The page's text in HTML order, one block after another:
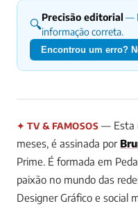
🔍Precisão editorial —
informação correta.
Encontrou um erro?
✦ TV & FAMOSOS — Esta
meses, é assinada por
Prime. É formada em
paixão no mundo das
Designer Gráfico e social